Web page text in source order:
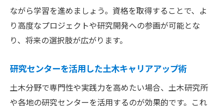
ながら学習を進めましょう。資格を取得することで、よ
り高度なプロジェクトや研究開発への参画が可能とな
り、将来の選択肢が広がります。
研究センターを活用した土木キャリアアップ術
土木分野で専門性や実践力を高めたい場合、土木研究所
や各地の研究センターを活用するのが効果的です。これ